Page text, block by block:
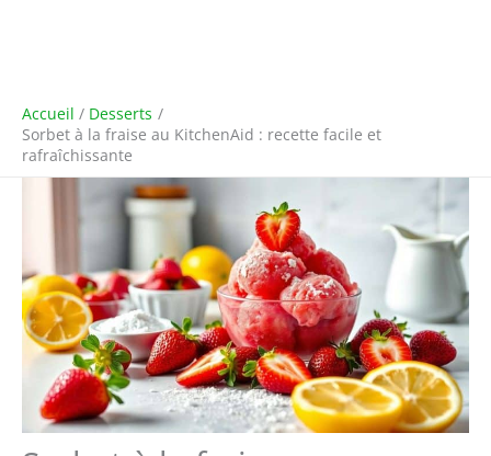
Accueil
Desserts
Sorbet à la fraise au KitchenAid : recette facile et
rafraîchissante